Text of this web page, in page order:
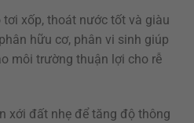
xốp, thoát nước tốt và giàu
hữu cơ, phân vi sinh giúp
môi trường thuận lợi cho rễ
xới đất nhẹ để tăng độ thông